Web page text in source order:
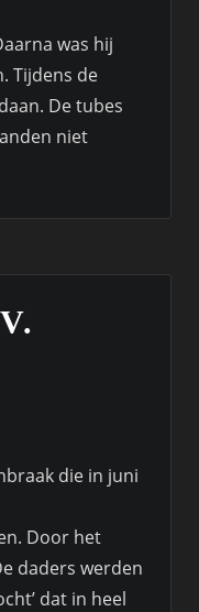
was hij
Tijdens de
De tubes
niet
die in juni
Door het
daders werden
dat in heel